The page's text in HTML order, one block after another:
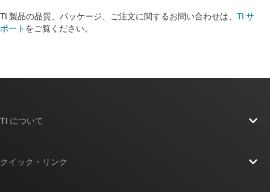
TI 製品の品質、パッケージ、ご注文に関するお問い合わせは、 TI サ
ポート をご覧ください。​​​​​​​​​​​​​​
TI について
クイック・リンク